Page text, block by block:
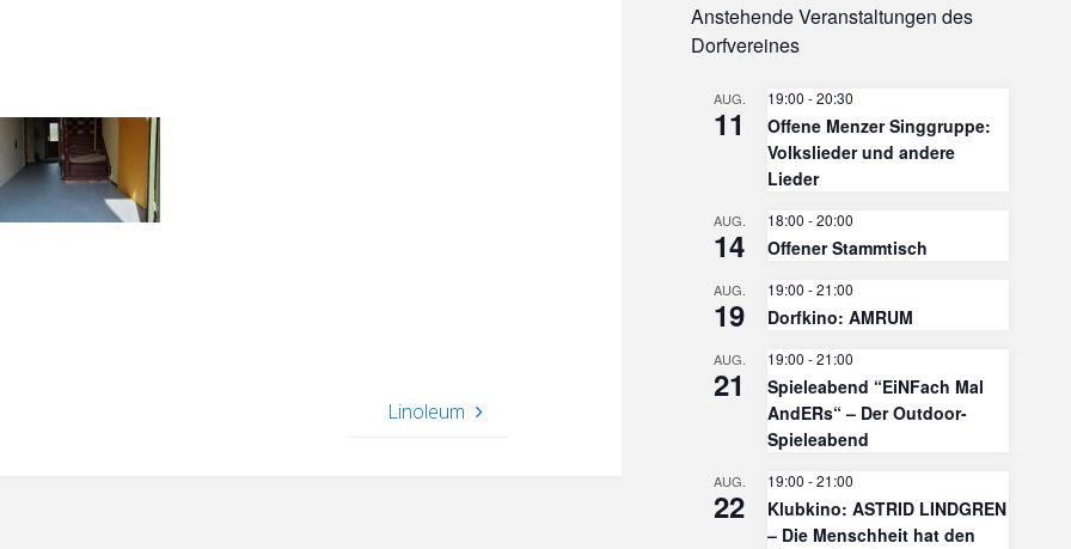
Linoleum
Anstehende Veranstaltungen des
Dorfvereines
AUG.
11
19:00 -20:30
Offene Menzer Singgruppe:
Volkslieder und andere
Lieder
AUG.
14
18:00 -20:00
Offener Stammtisch
AUG.
19
19:00 -21:00
Dorfkino: AMRUM
AUG.
21
19:00 -21:00
Spieleabend “EiNFach Mal
AndERs“ – Der Outdoor-
Spieleabend
AUG.
22
19:00 -21:00
Klubkino: ASTRID LINDGREN
– Die Menschheit hat den